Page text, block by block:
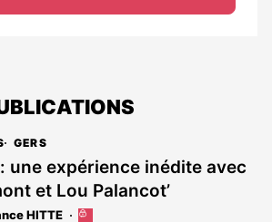
GERS
une expérience inédite avec
et Lou Palancot’
HITTE
Cet